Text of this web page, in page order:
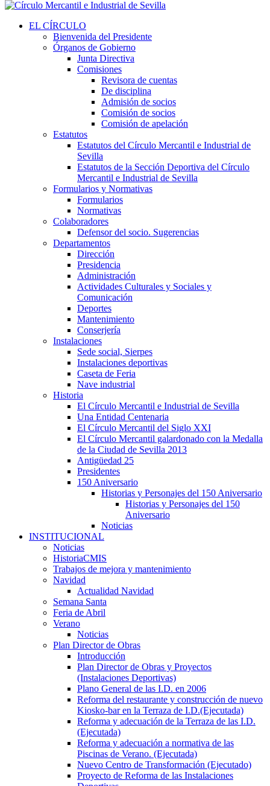
EL CÍRCULO
Bienvenida del Presidente
Órganos de Gobierno
Junta Directiva
Comisiones
Revisora de cuentas
De disciplina
Admisión de socios
Comisión de socios
Comisión de apelación
Estatutos
Estatutos del Círculo Mercantil e Industrial de
Sevilla
Estatutos de la Sección Deportiva del Círculo
Mercantil e Industrial de Sevilla
Formularios y Normativas
Formularios
Normativas
Colaboradores
Defensor del socio. Sugerencias
Departamentos
Dirección
Presidencia
Administración
Actividades Culturales y Sociales y
Comunicación
Deportes
Mantenimiento
Conserjería
Instalaciones
Sede social, Sierpes
Instalaciones deportivas
Caseta de Feria
Nave industrial
Historia
El Círculo Mercantil e Industrial de Sevilla
Una Entidad Centenaria
El Círculo Mercantil del Siglo XXI
El Círculo Mercantil galardonado con la Medalla
de la Ciudad de Sevilla 2013
Antigüedad 25
Presidentes
150 Aniversario
Historias y Personajes del 150 Aniversario
Historias y Personajes del 150
Aniversario
Noticias
INSTITUCIONAL
Noticias
HistoriaCMIS
Trabajos de mejora y mantenimiento
Navidad
Actualidad Navidad
Semana Santa
Feria de Abril
Verano
Noticias
Plan Director de Obras
Introducción
Plan Director de Obras y Proyectos
(Instalaciones Deportivas)
Plano General de las I.D. en 2006
Reforma del restaurante y construcción de nuevo
Kiosko-bar en la Terraza de I.D.(Ejecutada)
Reforma y adecuación de la Terraza de las I.D.
(Ejecutada)
Reforma y adecuación a normativa de las
Piscinas de Verano. (Ejecutada)
Nuevo Centro de Transformación (Ejecutado)
Proyecto de Reforma de las Instalaciones